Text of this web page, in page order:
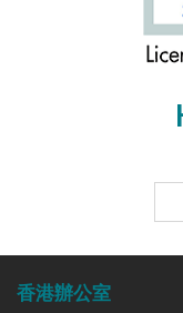
香港辦公室